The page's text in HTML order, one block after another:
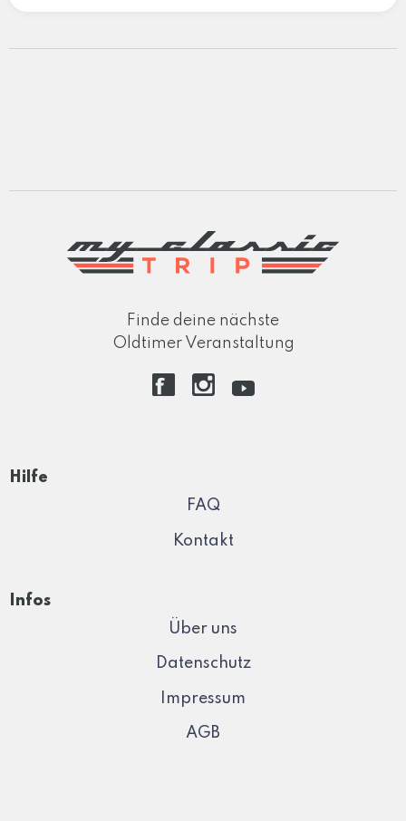
Finde deine nächste
Oldtimer Veranstaltung
Hilfe
FAQ
Kontakt
Infos
Über uns
Datenschutz
Impressum
AGB